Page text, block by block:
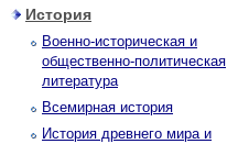
История
Военно-историческая и
общественно-политическая
литература
Всемирная история
История древнего мира и